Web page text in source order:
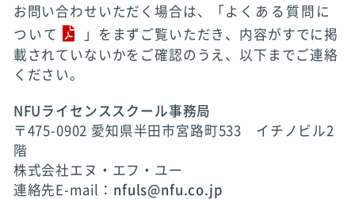
お問い合わせいただく場合は、「 よくある質問に
ついて
」をまずご覧いただき、内容がすでに掲
載されていないかをご確認のうえ、以下までご連絡
ください。
NFUライセンススクール事務局
〒475-0902 愛知県半田市宮路町533 イチノビル2
階
株式会社エヌ・エフ・ユー
連絡先E-mail： nfuls@nfu.co.jp